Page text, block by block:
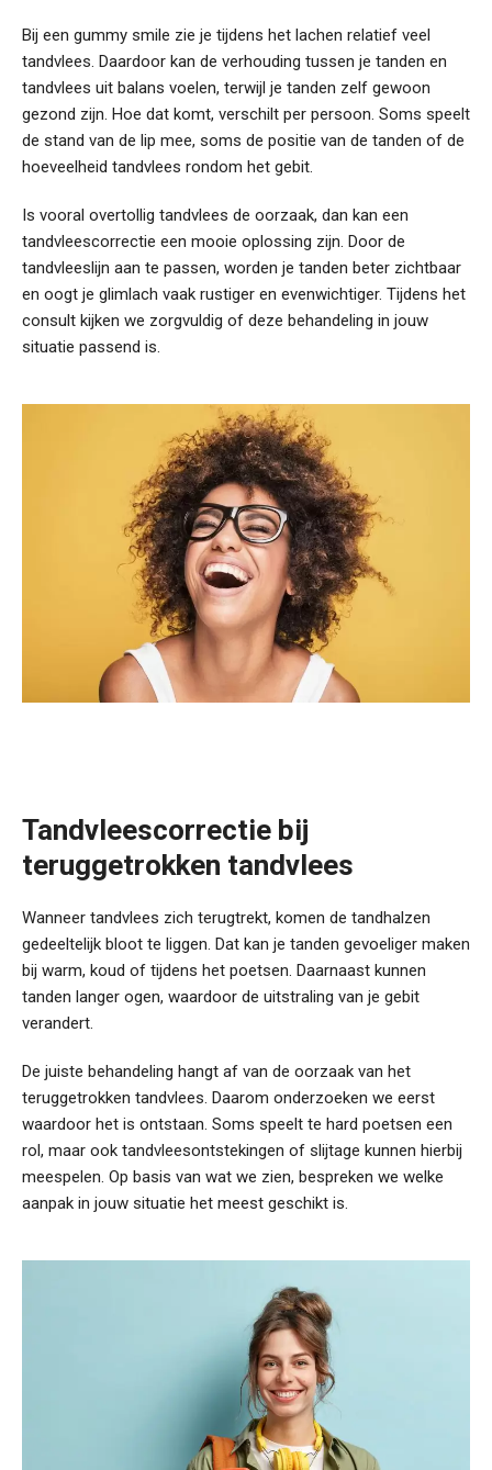
Bij een gummy smile zie je tijdens het lachen relatief veel
tandvlees. Daardoor kan de verhouding tussen je tanden en
tandvlees uit balans voelen, terwijl je tanden zelf gewoon
gezond zijn. Hoe dat komt, verschilt per persoon. Soms speelt
de stand van de lip mee, soms de positie van de tanden of de
hoeveelheid tandvlees rondom het gebit.
Is vooral overtollig tandvlees de oorzaak, dan kan een
tandvleescorrectie een mooie oplossing zijn. Door de
tandvleeslijn aan te passen, worden je tanden beter zichtbaar
en oogt je glimlach vaak rustiger en evenwichtiger. Tijdens het
consult kijken we zorgvuldig of deze behandeling in jouw
situatie passend is.
Tandvleescorrectie bij
teruggetrokken tandvlees
Wanneer tandvlees zich terugtrekt, komen de tandhalzen
gedeeltelijk bloot te liggen. Dat kan je tanden gevoeliger maken
bij warm, koud of tijdens het poetsen. Daarnaast kunnen
tanden langer ogen, waardoor de uitstraling van je gebit
verandert.
De juiste behandeling hangt af van de oorzaak van het
teruggetrokken tandvlees. Daarom onderzoeken we eerst
waardoor het is ontstaan. Soms speelt te hard poetsen een
rol, maar ook tandvleesontstekingen of slijtage kunnen hierbij
meespelen. Op basis van wat we zien, bespreken we welke
aanpak in jouw situatie het meest geschikt is.